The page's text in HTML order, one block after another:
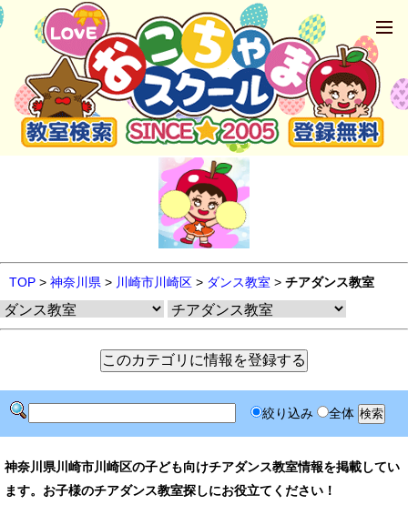
TOP > 神奈川県 > 川崎市川崎区 > ダンス教室 > チアダンス教室
絞り込み 全体
神奈川県川崎市川崎区の子ども向けチアダンス教室情報を掲載してい
ます。お子様のチアダンス教室探しにお役立てください！